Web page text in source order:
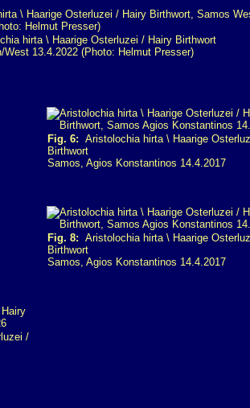
hirta \ Haarige Osterluzei / Hairy Birthwort
West 13.4.2022 (Photo: Helmut Presser)
Fig. 6: Aristolochia hirta \ Haarige
Birthwort
Samos, Agios Konstantinos 14.4.2017
Fig. 8: Aristolochia hirta \ Haarige
Birthwort
Samos, Agios Konstantinos 14.4.2017
/